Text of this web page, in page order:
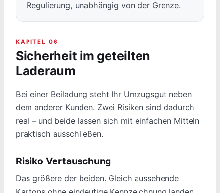
Regulierung, unabhängig von der Grenze.
KAPITEL 06
Sicherheit im geteilten
Laderaum
Bei einer Beiladung steht Ihr Umzugsgut neben
dem anderer Kunden. Zwei Risiken sind dadurch
real – und beide lassen sich mit einfachen Mitteln
praktisch ausschließen.
Risiko Vertauschung
Das größere der beiden. Gleich aussehende